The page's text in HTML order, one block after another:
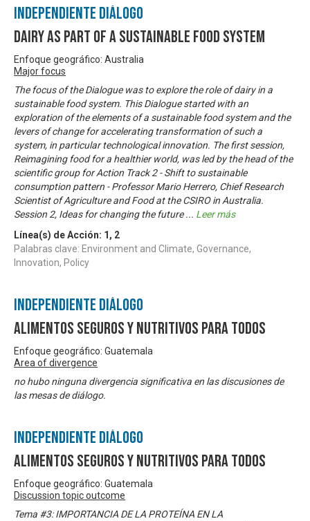
Independiente Diálogo
Dairy as part of a sustainable food system
Enfoque geográfico: Australia
Major focus
The focus of the Dialogue was to explore the role of dairy in a
sustainable food system. This Dialogue started with an
exploration of the elements of a sustainable food system and the
levers of change for accelerating transformation of such a
system, in particular technological innovation. The first session,
Reimagining food for a healthier world, was led by the head of the
scientific group for Action Track 2 - Shift to sustainable
consumption pattern - Professor Mario Herrero, Chief Research
Scientist of Agriculture and Food at the CSIRO in Australia.
Session 2, Ideas for changing the future... Leer más
Línea(s) de Acción: 1 , 2
Palabras clave: Environment and Climate, Governance,
Innovation, Policy
Independiente Diálogo
Alimentos Seguros y Nutritivos para Todos
Enfoque geográfico: Guatemala
Area of divergence
no hubo ninguna divergencia significativa en las discusiones de
las mesas de diálogo.
Independiente Diálogo
Alimentos Seguros y Nutritivos para Todos
Enfoque geográfico: Guatemala
Discussion topic outcome
Tema #3: IMPORTANCIA DE LA PROTEÍNA EN LA